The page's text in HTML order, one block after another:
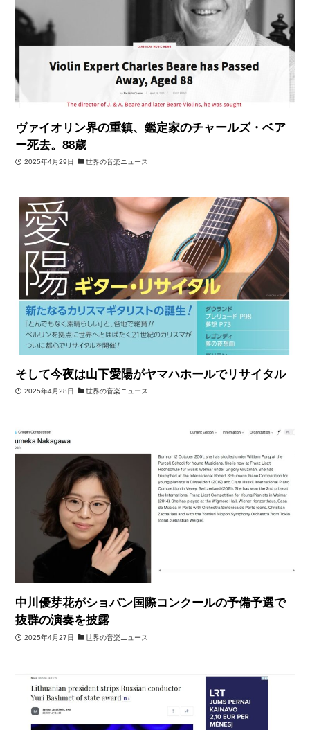
ヴァイオリン界の重鎮、鑑定家のチャールズ・ベア
ー死去。88歳
2025年4月29日 世界の音楽ニュース
そして今夜は山下愛陽がヤマハホールでリサイタル
2025年4月28日 世界の音楽ニュース
中川優芽花がショパン国際コンクールの予備予選で
抜群の演奏を披露
2025年4月27日 世界の音楽ニュース